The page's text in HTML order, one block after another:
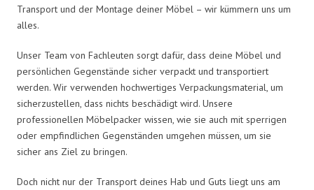
Transport und der Montage deiner Möbel – wir kümmern uns um
alles.
Unser Team von Fachleuten sorgt dafür, dass deine Möbel und
persönlichen Gegenstände sicher verpackt und transportiert
werden. Wir verwenden hochwertiges Verpackungsmaterial, um
sicherzustellen, dass nichts beschädigt wird. Unsere
professionellen Möbelpacker wissen, wie sie auch mit sperrigen
oder empfindlichen Gegenständen umgehen müssen, um sie
sicher ans Ziel zu bringen.
Doch nicht nur der Transport deines Hab und Guts liegt uns am